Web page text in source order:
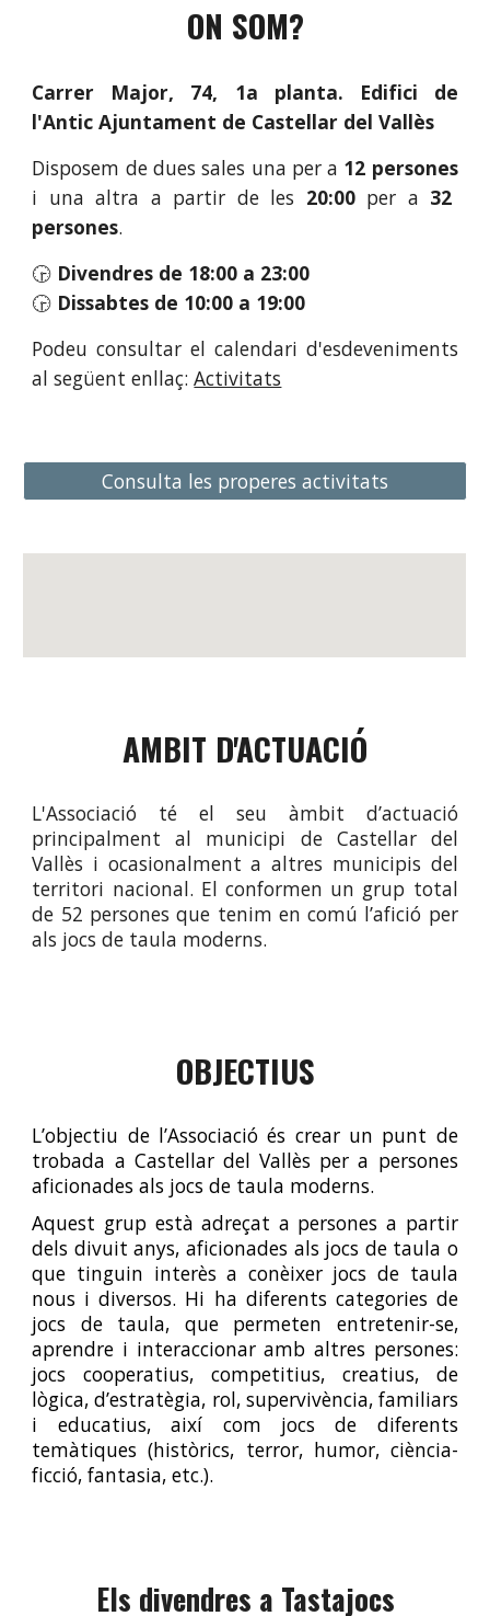
ON SOM?
Carrer Major, 74, 1a planta. Edifici de
l'Antic Ajuntament de Castellar del Vallès
Disposem de dues sales una per a 12 persones
i una altra a partir de les 20:00per a 32
persones.
🕞 Divendres de 18:00 a 23:00
🕞 Dissabtes de 10:00 a 19:00
Podeu consultar el calendari d'esdeveniments
al següent enllaç:Activitats
Consulta les properes activitats
AMBIT D'ACTUACIÓ
L'Associació té el seu àmbit d’actuació
principalment al municipi de Castellar del
Vallès i ocasionalment a altres municipis del
territori nacional. El conformen un grup total
de 52 persones que tenim en comú l’afició per
als jocs de taula moderns.
OBJECTIUS
L’objectiu de l’Associació és crear un punt de
trobada a Castellar del Vallès per a persones
aficionades als jocs de taula moderns.
Aquest grup està adreçat a persones a partir
dels divuit anys, aficionades als jocs de taula o
que tinguin interès a conèixer jocs de taula
nous i diversos. Hi ha diferents categories de
jocs de taula, que permeten entretenir-se,
aprendre i interaccionar amb altres persones:
jocs cooperatius, competitius, creatius, de
lògica, d’estratègia, rol, supervivència, familiars
i educatius, així com jocs de diferents
temàtiques (històrics, terror, humor, ciència-
ficció, fantasia, etc.).
Els divendres a Tastajocs